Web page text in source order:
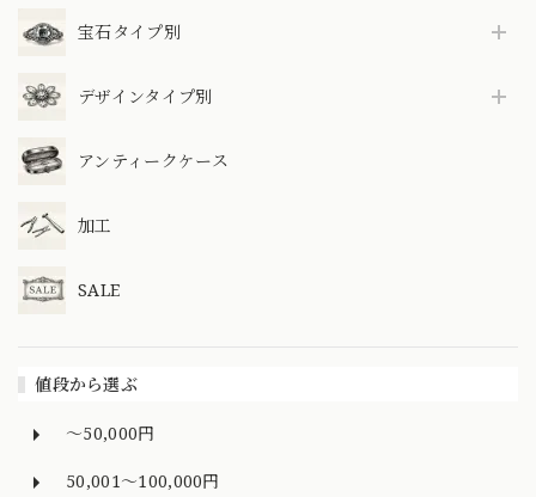
宝石タイプ別
デザインタイプ別
アンティークケース
加工
SALE
値段から選ぶ
～50,000円
50,001～100,000円